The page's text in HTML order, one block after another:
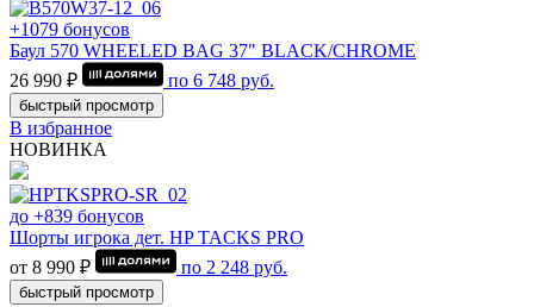
+1079 бонусов
Баул 570 WHEELED BAG 37" BLACK/CHROME
26 990 ₽
по 6 748 руб.
быстрый просмотр
В избранное
НОВИНКА
до +839 бонусов
Шорты игрока дет. HP TACKS PRO
от 8 990 ₽
по 2 248 руб.
быстрый просмотр